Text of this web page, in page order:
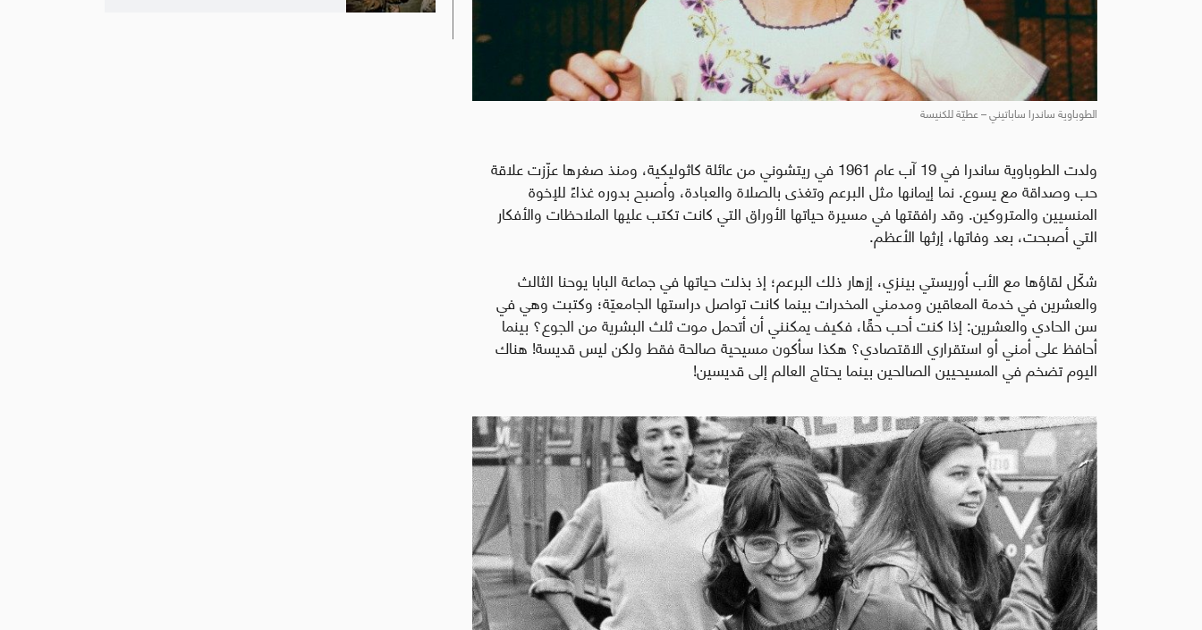
الطوباوية ساندرا ساباتيني – عطيّة للكنيسة
ولدت الطوباوية ساندرا في 19 آب عام 1961 في ريتشوني من عائلة كاثوليكية، ومنذ صغرها عزّزت علاقة
حب وصداقة مع يسوع. نما إيمانها مثل البرعم وتغذى بالصلاة والعبادة، وأصبح بدوره غذاءً للإخوة
المنسيين والمتروكين. وقد رافقتها في مسيرة حياتها الأوراق التي كانت تكتب عليها الملاحظات والأفكار
التي أصبحت، بعد وفاتها، إرثها الأعظم.
شكّل لقاؤها مع الأب أوريستي بينزي، إزهار ذلك البرعم؛ إذ بذلت حياتها في جماعة البابا يوحنا الثالث
والعشرين في خدمة المعاقين ومدمني المخدرات بينما كانت تواصل دراستها الجامعيّة؛ وكتبت وهي في
سن الحادي والعشرين: إذا كنت أحب حقًا، فكيف يمكنني أن أتحمل موت ثلث البشرية من الجوع؟ بينما
أحافظ على أمني أو استقراري الاقتصادي؟ هكذا سأكون مسيحية صالحة فقط ولكن ليس قديسة! هناك
اليوم تضخم في المسيحيين الصالحين بينما يحتاج العالم إلى قديسين!